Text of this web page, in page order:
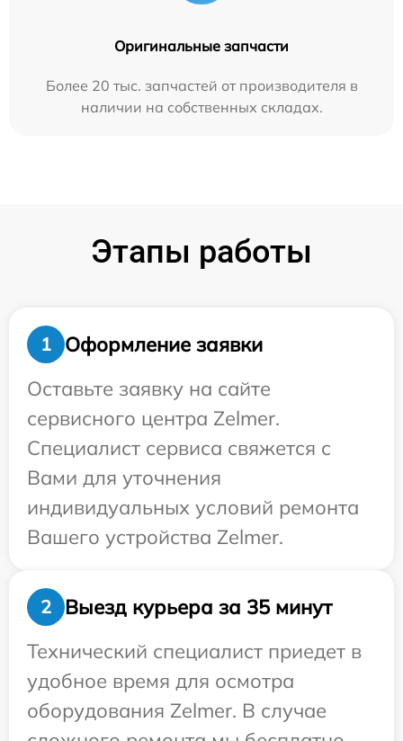
Оригинальные запчасти
Более 20 тыс. запчастей от производителя в
наличии на собственных складах.
Этапы работы
1
Оформление заявки
Оставьте заявку на сайте
сервисного центра Zelmer.
Специалист сервиса свяжется с
Вами для уточнения
индивидуальных условий ремонта
Вашего устройства Zelmer.
2
Выезд курьера за 35 минут
Технический специалист приедет в
удобное время для осмотра
оборудования Zelmer. В случае